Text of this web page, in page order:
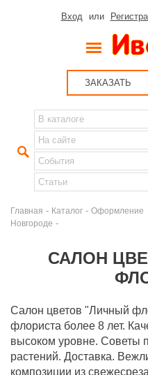
Вход или
ЗАКАЗАТЬ
Главная - Каталог - Оформление
Новгороде -
САЛОН
Салон цветов "Личный
флориста более 8 лет.
высоком уровне. Советы
растений. Доставка.
композиции из